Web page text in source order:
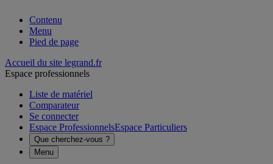
Contenu
Menu
Pied de page
Accueil du site legrand.fr
Espace professionnels
Liste de matériel
Comparateur
Se connecter
Espace ProfessionnelsEspace Particuliers
Que cherchez-vous ?
Menu